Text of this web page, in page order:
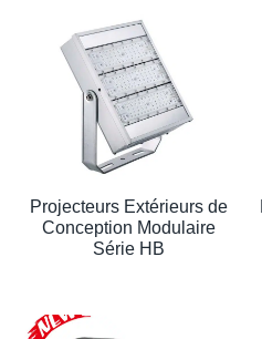
Projecteurs Extérieurs de
Conception Modulaire
Série HB